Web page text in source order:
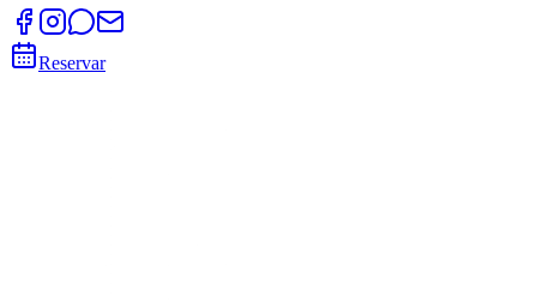
Reservar